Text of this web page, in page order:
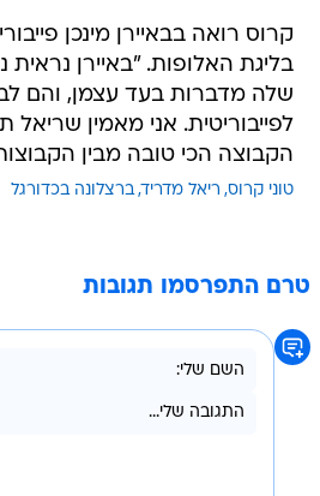
קרוס רואה בבאיירן מינכן
בליגת האלופות. "באיירן
שלה מדברות בעד עצמן, והם
לפייבוריטית. אני מאמין
הקבוצה הכי טובה מבין
טוני קרוס ריאל מדריד ברצלונה בכדורגל
טרם התפרסמו תגובות